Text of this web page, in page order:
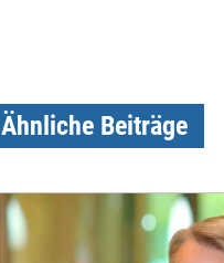
Ähnliche Beiträge